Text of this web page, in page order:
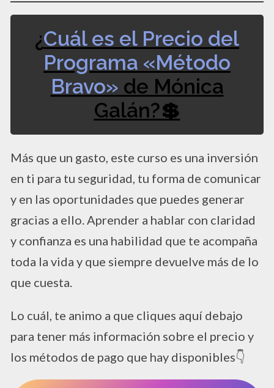
¿Cuál es el Precio del
Programa «Método
Bravo» de Mónica
Galán?​💲​
Más que un gasto, este curso es una inversión
en ti para tu seguridad, tu forma de comunicar
y en las oportunidades que puedes generar
gracias a ello. Aprender a hablar con claridad
y confianza es una habilidad que te acompaña
toda la vida y que siempre devuelve más de lo
que cuesta.
Lo cuál, te animo a que cliques aquí debajo
para tener más información sobre el precio y
los métodos de pago que hay disponibles👇